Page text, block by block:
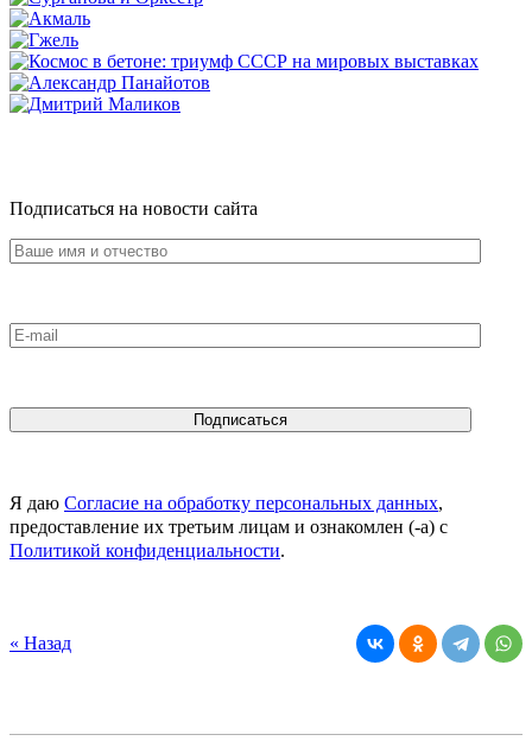
Подписаться на новости сайта
Я даю Согласие на обработку персональных данных,
предоставление их третьим лицам и ознакомлен (-а) c
Политикой конфиденциальности.
« Назад